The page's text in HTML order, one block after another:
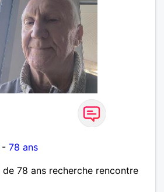
- 78 ans
78 ans recherche rencontre